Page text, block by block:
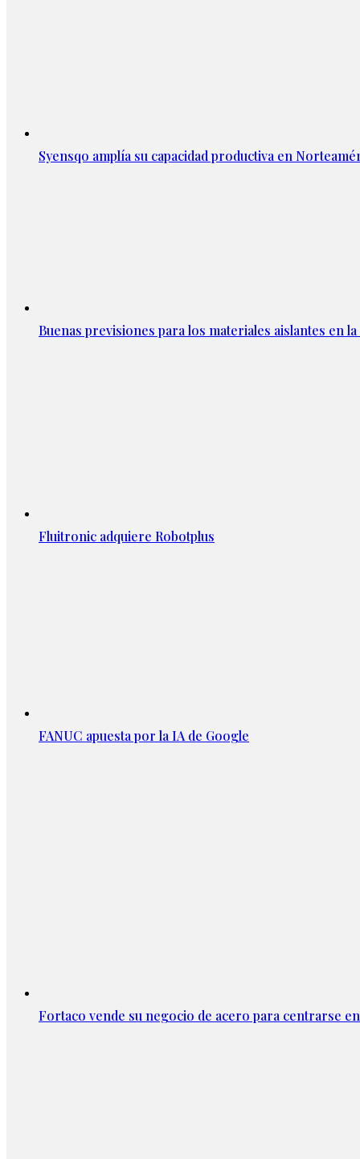
Syensqo amplía su capacidad productiva en
Buenas previsiones para los materiales aislantes en
Fluitronic adquiere Robotplus
FANUC apuesta por la IA de Google
Fortaco vende su negocio de acero para centrarse